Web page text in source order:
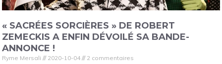
« SACRÉES SORCIÈRES » DE ROBERT
ZEMECKIS A ENFIN DÉVOILÉ SA BANDE-
ANNONCE !
Ryme Mersali 2020-10-04 2 commentaires